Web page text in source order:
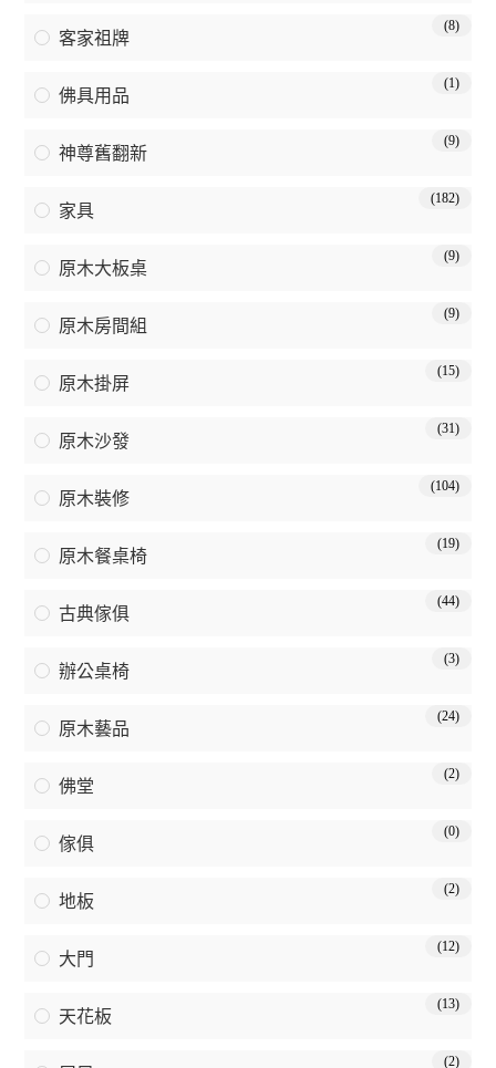
客家祖牌
(8)
佛具用品
(1)
神尊舊翻新
(9)
家具
(182)
原木大板桌
(9)
原木房間組
(9)
原木掛屏
(15)
原木沙發
(31)
原木裝修
(104)
原木餐桌椅
(19)
古典傢俱
(44)
辦公桌椅
(3)
原木藝品
(24)
佛堂
(2)
傢俱
(0)
地板
(2)
大門
(12)
天花板
(13)
(2)